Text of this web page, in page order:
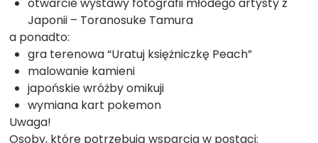
Japonii – Toranosuke Tamura
a ponadto:
gra terenowa “Uratuj księżniczkę Peach”
malowanie kamieni
japońskie wróżby omikuji
wymiana kart pokemon
Uwaga!
Osoby, które potrzebują wsparcia w postaci: